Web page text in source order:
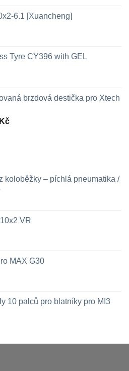
6.1 [Xuancheng]
Tyre CY396 with GEL
brzdová destička pro Xtech
KčRozpětí
koloběžky – píchlá pneumatika /
VR
MAX G30
10 palců pro blatníky pro MI3